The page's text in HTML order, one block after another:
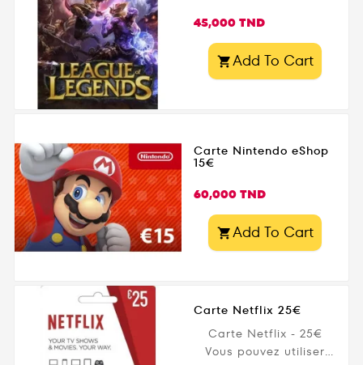
Prix
45,000 TND
Add To Cart
Carte Nintendo eShop
15€
Prix
60,000 TND
Add To Cart
Carte Netflix 25€
Carte Netflix - 25€
Vous pouvez utiliser